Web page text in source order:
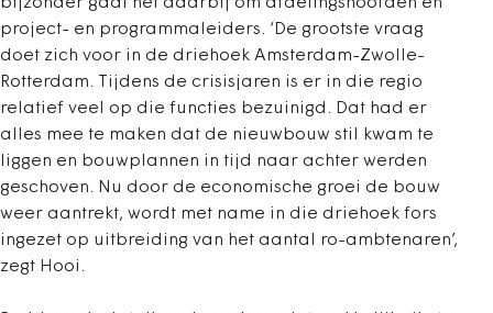
project- en programmaleiders. ‘De grootste vraag
doet zich voor in de driehoek Amsterdam-Zwolle-
Rotterdam. Tijdens de crisisjaren is er in die regio
relatief veel op die functies bezuinigd. Dat had er
alles mee te maken dat de nieuwbouw stil kwam te
liggen en bouwplannen in tijd naar achter werden
geschoven. Nu door de economische groei de bouw
weer aantrekt, wordt met name in die driehoek fors
ingezet op uitbreiding van het aantal ro-ambtenaren’,
zegt Hooi.